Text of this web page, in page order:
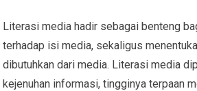
Literasi media hadir sebagai benteng
terhadap isi media, sekaligus
dibutuhkan dari media. Literasi media
kejenuhan informasi, tingginya terpaan